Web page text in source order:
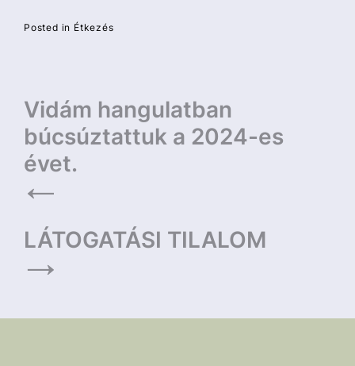
Posted in Étkezés
Bejegyzés
navigáció
Vidám hangulatban
búcsúztattuk a 2024-es
évet.
LÁTOGATÁSI TILALOM